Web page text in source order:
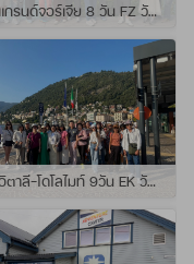
ทัวร์ แกรนด์จอร์เจีย 8 วัน FZ วันที่ 26 กรกฎาคม - 02 สิงหาคม 2569 เดินทางกับไกด์พี่โจ๊ก
ทัวร์ อิตาลี-โดโลไมท์ 9วัน EK วันที่ 21 - 29 กรกฏาคม 2569 เดินทางกับไกด์พี่หนุ่ม